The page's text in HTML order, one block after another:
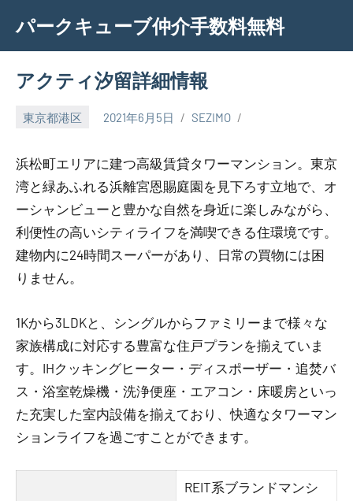
content
パークキューブ仲介手数料無料
アクティ汐留詳細情報
東京都港区 2021年6月5日 SEZIMO
浜松町エリアに建つ高級賃貸タワーマンション。東京
湾と緑あふれる浜離宮恩賜庭園を見下ろす立地で、オ
ーシャンビューと豊かな自然を身近に楽しみながら、
利便性の高いシティライフを満喫できる住環境です。
建物内に24時間スーパーがあり、日常の買物には困
りません。
1Kから3LDKと、シングルからファミリーまで様々な
家族構成に対応する豊富な住戸プランを揃えていま
す。IHクッキングヒーター・ディスポーザー・追焚バ
ス・浴室乾燥機・洗浄便座・エアコン・床暖房といっ
た充実した室内設備を揃えており、快適なタワーマン
ションライフを過ごすことができます。
REIT系ブランドマンシ